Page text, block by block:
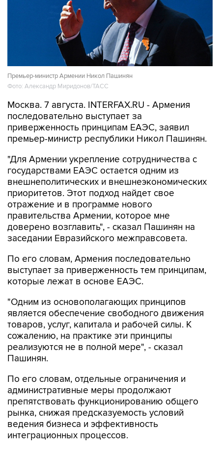
Премьер-министр Армении Никол Пашинян
Фото: Александр Миридонов/ТАСС
Москва. 7 августа. INTERFAX.RU - Армения
приверженность принципам ЕАЭС, заявил
премьер-министр республики Никол Пашинян.
"Для Армении укрепление сотрудничества с
внешнеполитических и внешнеэкономических
приоритетов. Этот подход найдет свое
отражение и в программе нового
правительства Армении, которое мне
доверено возглавить", - сказал Пашинян на
заседании Евразийского межправсовета.
По его словам, Армения последовательно
которые лежат в основе ЕАЭС.
"Одним из основополагающих принципов
товаров, услуг, капитала и рабочей силы. К
сожалению, на практике эти принципы
реализуются не в полной мере", - сказал
Пашинян.
По его словам, отдельные ограничения и
препятствовать функционированию общего
рынка, снижая предсказуемость условий
ведения бизнеса и эффективность
интеграционных процессов.
"Армения неизменно обеспечивает